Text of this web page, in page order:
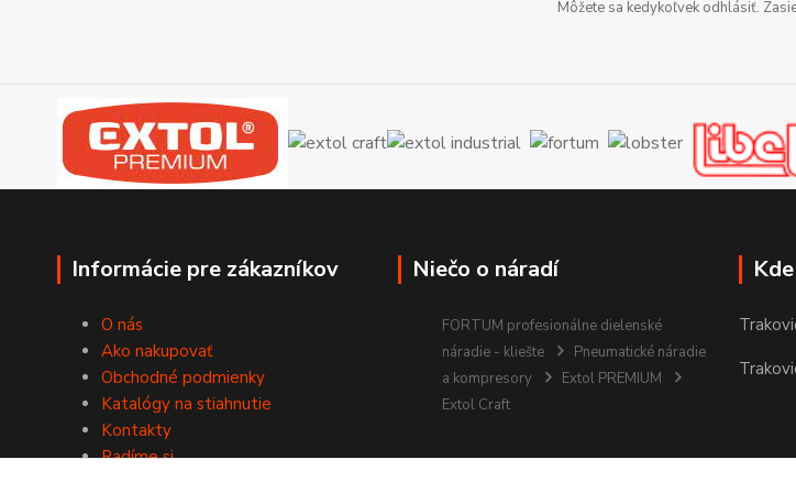
Môžete sa kedykoľvek odhlásiť.
Informácie pre zákazníkov
O nás
Ako nakupovať
Obchodné podmienky
Katalógy na stiahnutie
Kontakty
Radíme si
Niečo o náradí
FORTUM profesionálne dielenské
náradie - kliešte
Pneumatické náradie
a kompresory
Extol PREMIUM
Extol Craft